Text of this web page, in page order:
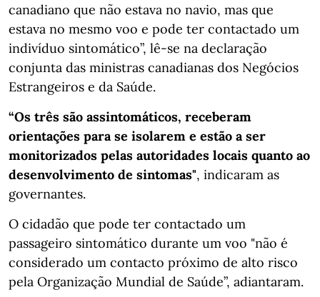
canadiano que não estava no navio, mas que
estava no mesmo voo e pode ter contactado um
indivíduo sintomático”, lê-se na declaração
conjunta das ministras canadianas dos Negócios
Estrangeiros e da Saúde.
“Os três são assintomáticos, receberam
orientações para se isolarem e estão a ser
monitorizados pelas autoridades locais quanto ao
desenvolvimento de sintomas", indicaram as
governantes.
O cidadão que pode ter contactado um
passageiro sintomático durante um voo "não é
considerado um contacto próximo de alto risco
pela Organização Mundial de Saúde”, adiantaram.